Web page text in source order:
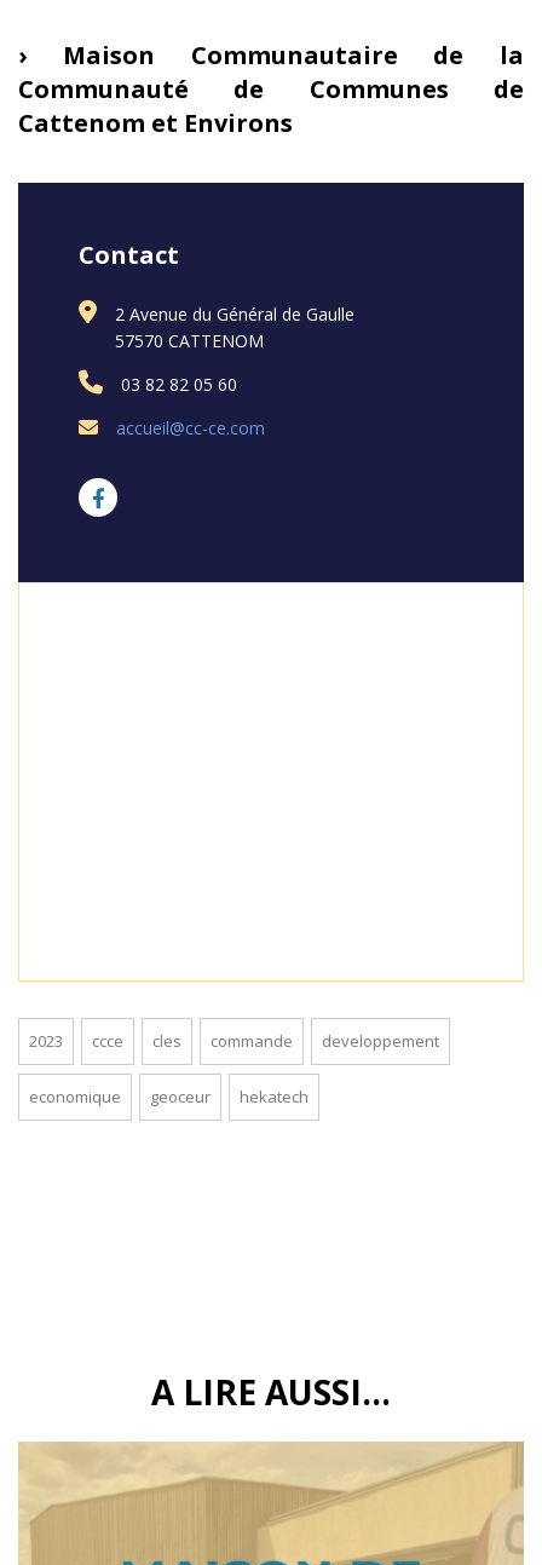
› Maison Communautaire de la
Communauté de Communes de
Cattenom et Environs
Contact
2 Avenue du Général de Gaulle
57570 CATTENOM
03 82 82 05 60
accueil@cc-ce.com
2023 ccce cles commande developpement
economique geoceur hekatech
A LIRE AUSSI...